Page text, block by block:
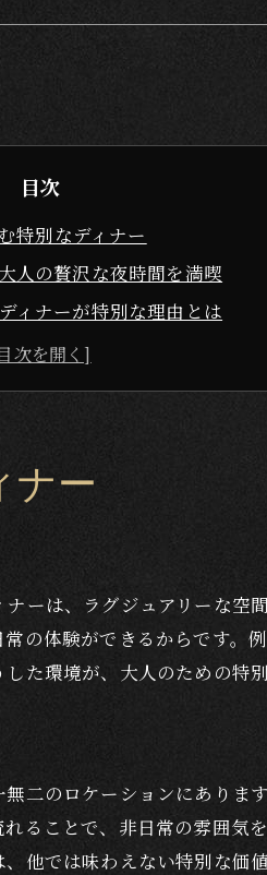
目次
特別なディナー
人の贅沢な夜時間を満喫
ィナーが特別な理由とは
ディナーの選び方と楽しみ方
ディナーの魅力を深掘り
ィナー体験のコツとは
富士河口湖町のディナー
ナーで非日常を味わう
る大人の贅沢な夜を提案
るラグジュアリーディナー
える特別なディナー空間
融合で贅沢な夜を演出
ナー
ーは、ラグジュアリーな空
の体験ができるからです。
た環境が、大人のための特別
二のロケーションにありま
ることで、非日常の雰囲気
他では味わえない特別な価値